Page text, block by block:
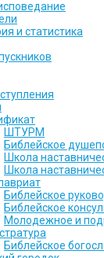
и статистика
ШТУРМ
Библейское
Школа
Школа
Библейское
Библейское
Молодежное и
Библейское